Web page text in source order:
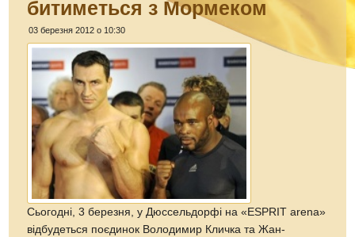
битиметься з Мормеком
03 березня 2012 о 10:30
Сьогодні, 3 березня, у Дюссельдорфі на «ESPRIT arena»
відбудеться поєдинок Володимир Кличка та Жан-